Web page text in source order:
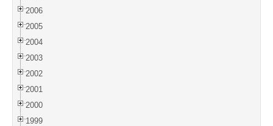
2006
2005
2004
2003
2002
2001
2000
1999